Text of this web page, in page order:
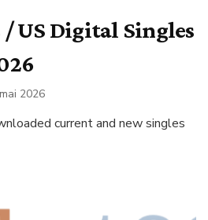
US Digital Singles
2026
current and new singles